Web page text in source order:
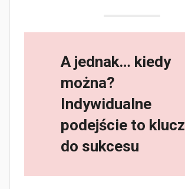
A jednak… kiedy
można?
Indywidualne
podejście to klucz
do sukcesu